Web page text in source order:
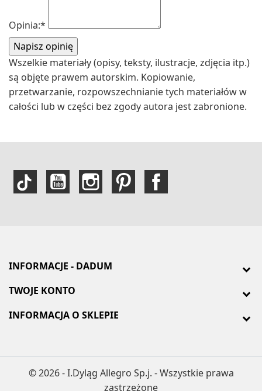
Opinia:*
Wszelkie materiały (opisy, teksty, ilustracje, zdjęcia itp.)
są objęte prawem autorskim. Kopiowanie,
przetwarzanie, rozpowszechnianie tych materiałów w
całości lub w części bez zgody autora jest zabronione.
INFORMACJE - DADUM
TWOJE KONTO
INFORMACJA O SKLEPIE
© 2026 - I.Dyląg Allegro Sp.j. - Wszystkie prawa
zastrzeżone